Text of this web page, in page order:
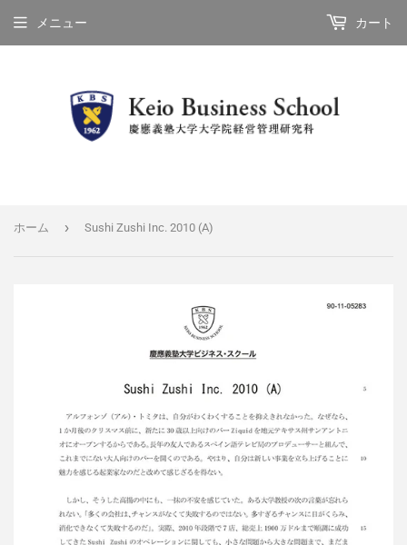
メニュー カート
ホーム › Sushi Zushi Inc. 2010 (A)